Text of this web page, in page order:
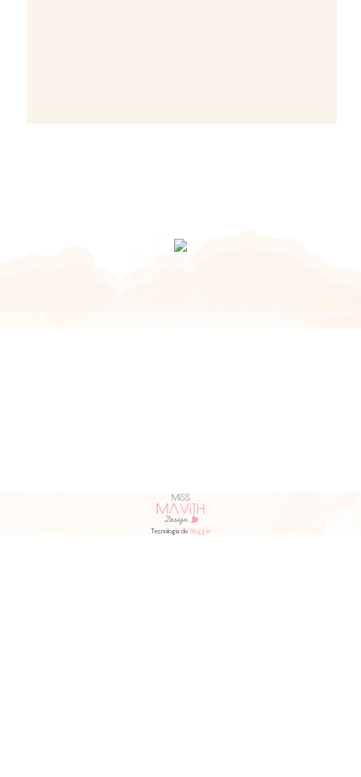
Tecnologia do Blogger